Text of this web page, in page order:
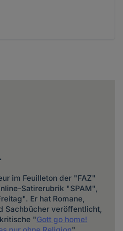
im Feuilleton der "FAZ"
Satirerubrik "SPAM",
Er hat Romane,
Sachbücher veröffentlicht,
"Gott go home!